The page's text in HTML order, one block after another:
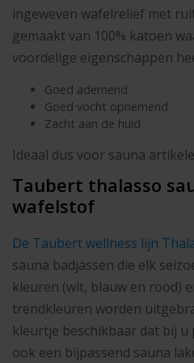
ingeweven wafelreliëf met
gemaakt van 100% katoen
voordelige eigenschappen
Goed ademend
Goed vocht opnemend
Zacht aan de huid
Ideaal dus voor sauna
Taubert thalasso
wafelstof
De Taubert wellness lijn
sauna badjassen die elk
kleuren (wit, blauw en rood)
trendkleuren worden
kleurtje beschikbaar dat bij u
ook een bijpassend sauna